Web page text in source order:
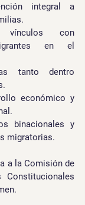
integral a
vínculos con
en el
tanto dentro
económico y
binacionales y
migratorias.
a la Comisión de
Constitucionales